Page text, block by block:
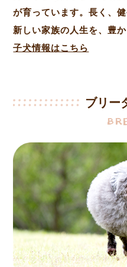
が育っています。長く、
新しい家族の人生を、豊か
子犬情報はこちら
ブリー